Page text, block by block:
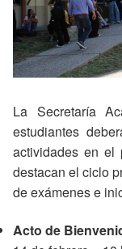
La Secretaría
estudiantes
actividades en el
destacan el ciclo
de exámenes e
Acto de